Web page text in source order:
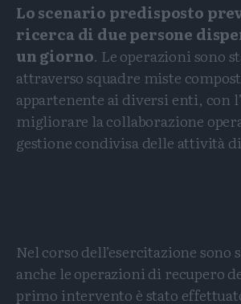
Lo scenario predisposto
ricerca di due persone
un giorno. Le operazioni sono
attraverso squadre miste
appartenente ai diversi enti, con
migliorare la collaborazione
gestione condivisa delle attività
Nel corso dell’esercitazione sono
anche le operazioni di recupero
primo intervento è stato